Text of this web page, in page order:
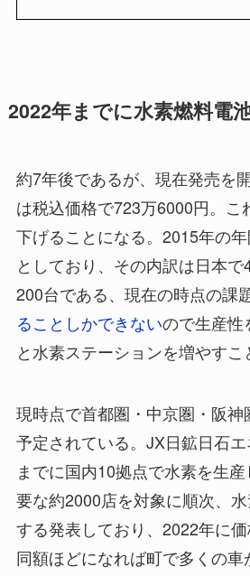
2022年までに水素燃料電
約7年後であるが、現在発売を
は税込価格で723万6000円。こ
下げることになる。2015年の
としており、その内訳は日本
200台である、現在の時点の課
ることしかできないので生産性
と水素ステーションを増やすこ
現時点で首都圏・中京圏・阪
予定されている。JX日鉱日石
までに国内10拠点で水素を生
要な約2000店を対象に順次、
する発表しており、2022年に
同額ほどになれば町で多くの車